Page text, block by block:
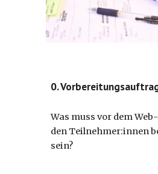
0.
Was muss vor dem
den Teilnehmer:innen
sein?